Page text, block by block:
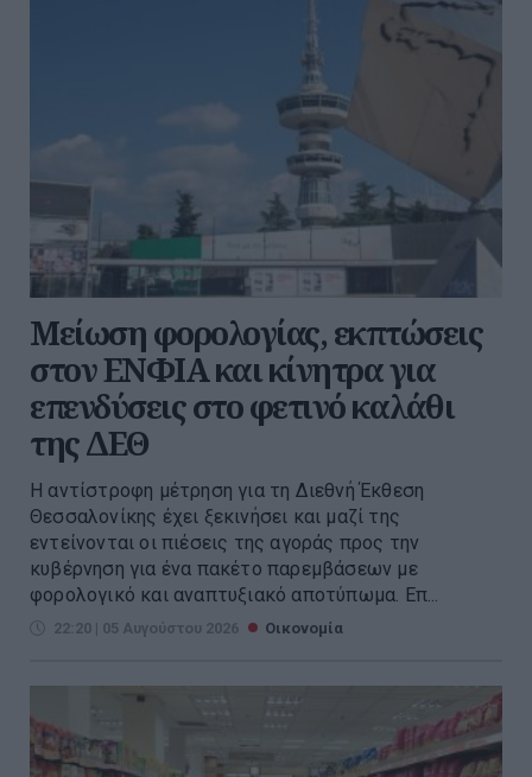
Μείωση φορολογίας, εκπτώσεις
στον ΕΝΦΙΑ και κίνητρα για
επενδύσεις στο φετινό καλάθι
της ΔΕΘ
Η αντίστροφη μέτρηση για τη Διεθνή Έκθεση
Θεσσαλονίκης έχει ξεκινήσει και μαζί της
εντείνονται οι πιέσεις της αγοράς προς την
κυβέρνηση για ένα πακέτο παρεμβάσεων με
φορολογικό και αναπτυξιακό αποτύπωμα. Επ...
22:20 | 05 Αυγούστου 2026 Οικονομία